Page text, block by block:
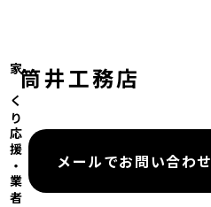
家づくり応援・業者マップ筒井工務店
メールでお問い合わせ